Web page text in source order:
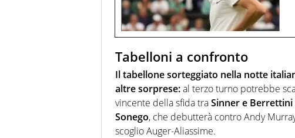
Tabelloni a confronto
Il tabellone sorteggiato nella notte
altre sorprese:al terzo turno potrebbe
vincente della sfida traSinner e Berrettini
Sonego, che debutterà contro Andy
scoglio Auger-Aliassime.